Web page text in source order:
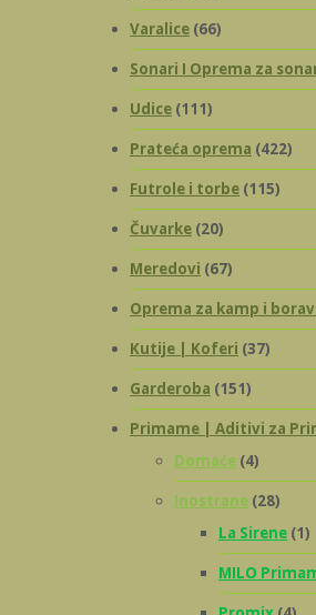
Varalice (66)
Sonari I Oprema za
Udice (111)
Prateća oprema (422)
Futrole i torbe (115)
Čuvarke (20)
Meredovi (67)
Oprema za kamp i
Kutije | Koferi (37)
Garderoba (151)
Primame | Aditivi za
Domaće (4)
Inostrane (28)
La Sirene (1)
MILO